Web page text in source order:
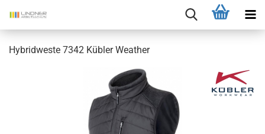
Hybridweste 7342 Kübler Weather